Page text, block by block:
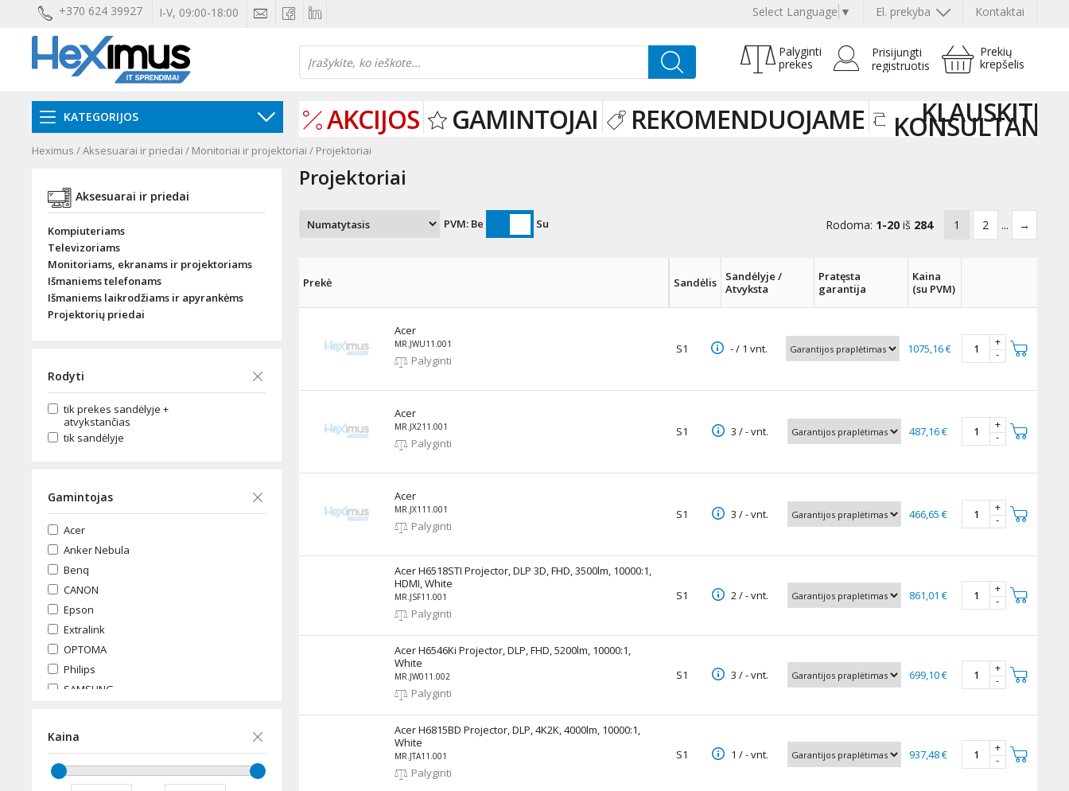
+370 624 39927 I-V, 09:00-18:00 Kontaktai
El. prekyba
Select Language ▼
Prekių
krepšelis
Prisijungti
registruotis
Palyginti
prekes
KATEGORIJOS AKCIJOS GAMINTOJAI REKOMENDUOJAME KLAUSKITE
Heximus /Aksesuarai ir priedai / Monitoriai ir projektoriai / Projektoriai
Aksesuarai ir priedai
Kompiuteriams
Televizoriams
Monitoriams, ekranams ir projektoriams
Išmaniems telefonams
Išmaniems laikrodžiams ir apyrankėms
Projektorių priedai
Rodyti
tik prekes sandėlyje +
atvykstančias
tik sandėlyje
Gamintojas
Acer
Anker Nebula
Benq
CANON
Epson
Extralink
OPTOMA
Philips
SAMSUNG
Kaina
Projektoriai
PVM: Be Su Rodoma: 1-20 iš 284 1 2 ... →
Prekė Sandėlis
Sandėlyje /
Atvyksta
Pratęsta
garantija
Kaina
(su PVM)
Acer
MR.JWU11.001
Palyginti
S1 - / 1 vnt. 1075,16 €
+
-
Acer
MR.JX211.001
Palyginti
S1 3 / - vnt. 487,16 €
+
-
Acer
MR.JX111.001
Palyginti
S1 3 / - vnt. 466,65 €
+
-
Acer H6518STI Projector, DLP 3D, FHD, 3500lm, 10000:1,
HDMI, White
MR.JSF11.001
Palyginti
S1 2 / - vnt. 861,01 €
+
-
Acer H6546Ki Projector, DLP, FHD, 5200lm, 10000:1,
White
MR.JW011.002
Palyginti
S1 3 / - vnt. 699,10 €
+
-
Acer H6815BD Projector, DLP, 4K2K, 4000lm, 10000:1,
White
MR.JTA11.001
Palyginti
S1 1 / - vnt. 937,48 €
+
-